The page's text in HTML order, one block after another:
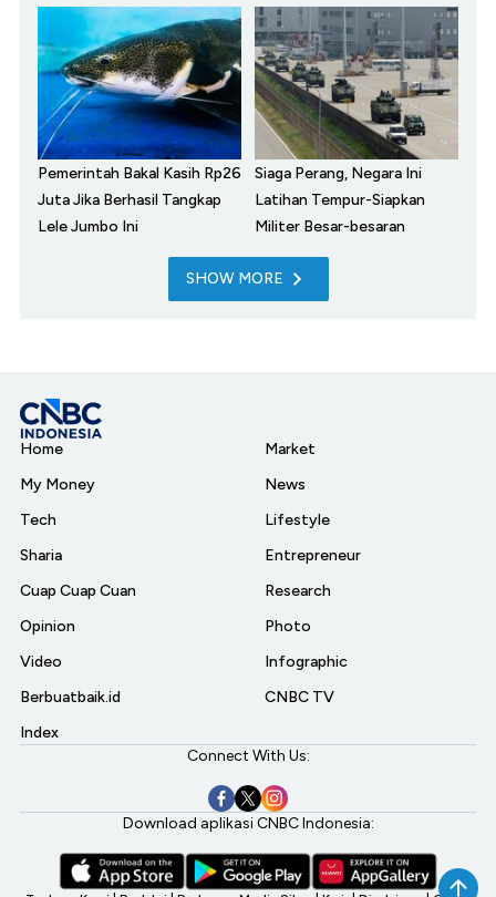
Pemerintah Bakal Kasih Rp26
Juta Jika Berhasil Tangkap
Lele Jumbo Ini
Siaga Perang, Negara Ini
Latihan Tempur-Siapkan
Militer Besar-besaran
SHOW MORE
Home
My Money
Tech
Sharia
Cuap Cuap Cuan
Opinion
Video
Berbuatbaik.id
Index
Market
News
Lifestyle
Entrepreneur
Research
Photo
Infographic
CNBC TV
Connect With Us:
Download aplikasi CNBC Indonesia: